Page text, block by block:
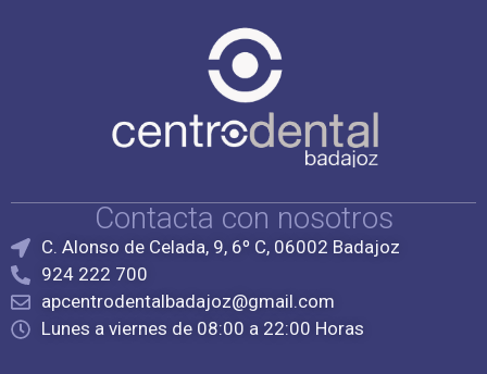
Contacta con nosotros
C. Alonso de Celada, 9, 6º C, 06002 Badajoz
924 222 700
apcentrodentalbadajoz@gmail.com
Lunes a viernes de 08:00 a 22:00 Horas